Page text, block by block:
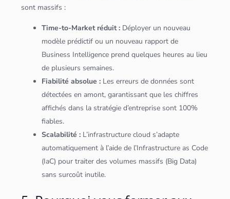
sont massifs :
Time-to-Market réduit : Déployer un nouveau
modèle prédictif ou un nouveau rapport de
Business Intelligence prend quelques heures au lieu
de plusieurs semaines.
Fiabilité absolue : Les erreurs dedonnées sont
détectées en amont, garantissant que les chiffres
affichés dans la stratégie d’entreprise sont 100%
fiables.
Scalabilité : L’infrastructurecloud s’adapte
automatiquement à l’aide de l’Infrastructure as Code
(IaC) pour traiter des volumes massifs (Big Data)
sans surcoût inutile.